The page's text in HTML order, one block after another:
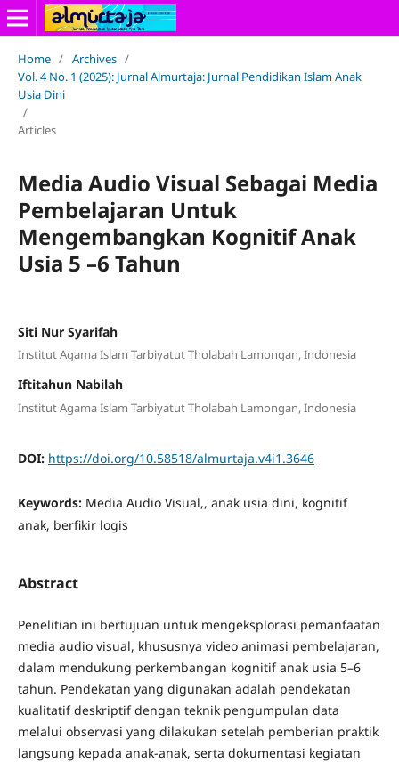
Home / Archives /
Vol. 4 No. 1 (2025): Jurnal Almurtaja: Jurnal Pendidikan Islam Anak
Usia Dini
/
Articles
Media Audio Visual Sebagai Media
Pembelajaran Untuk
Mengembangkan Kognitif Anak
Usia 5 –6 Tahun
Siti Nur Syarifah
Institut Agama Islam Tarbiyatut Tholabah Lamongan, Indonesia
Iftitahun Nabilah
Institut Agama Islam Tarbiyatut Tholabah Lamongan, Indonesia
DOI: https://doi.org/10.58518/almurtaja.v4i1.3646
Keywords: Media Audio Visual,, anak usia dini, kognitif
anak, berfikir logis
Abstract
Penelitian ini bertujuan untuk mengeksplorasi pemanfaatan
media audio visual, khususnya video animasi pembelajaran,
dalam mendukung perkembangan kognitif anak usia 5–6
tahun. Pendekatan yang digunakan adalah pendekatan
kualitatif deskriptif dengan teknik pengumpulan data
melalui observasi yang dilakukan setelah pemberian praktik
langsung kepada anak-anak, serta dokumentasi kegiatan